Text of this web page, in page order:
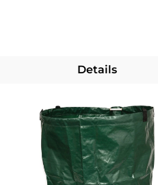
Details